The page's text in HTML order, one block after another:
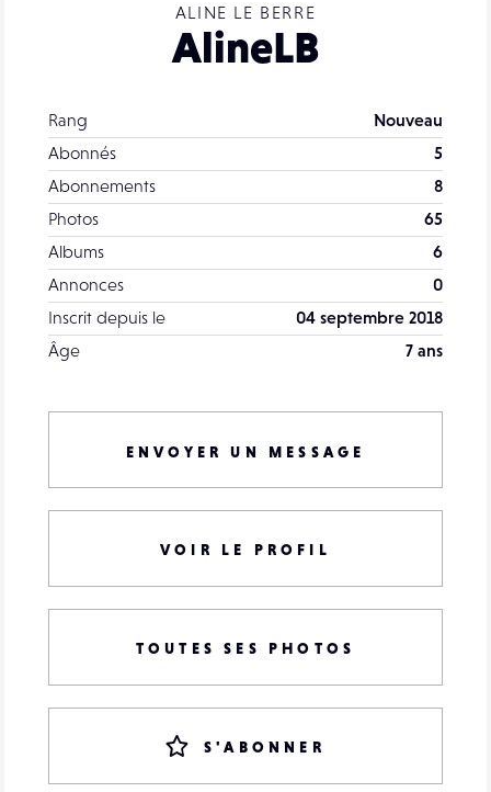
ALINE LE BERRE
AlineLB
Rang
Nouveau
Abonnés
5
Abonnements
8
Photos
65
Albums
6
Annonces
0
Inscrit depuis le
04 septembre 2018
Âge
7 ans
ENVOYER UN MESSAGE
VOIR LE PROFIL
TOUTES SES PHOTOS
S'ABONNER